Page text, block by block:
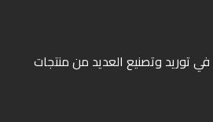
ﺗﻮرﻳﺪ وﺗﺼﻨﻴﻊ اﻟﻌﺪﻳﺪ ﻣﻦ ﻣﻨﺘﺠﺎت